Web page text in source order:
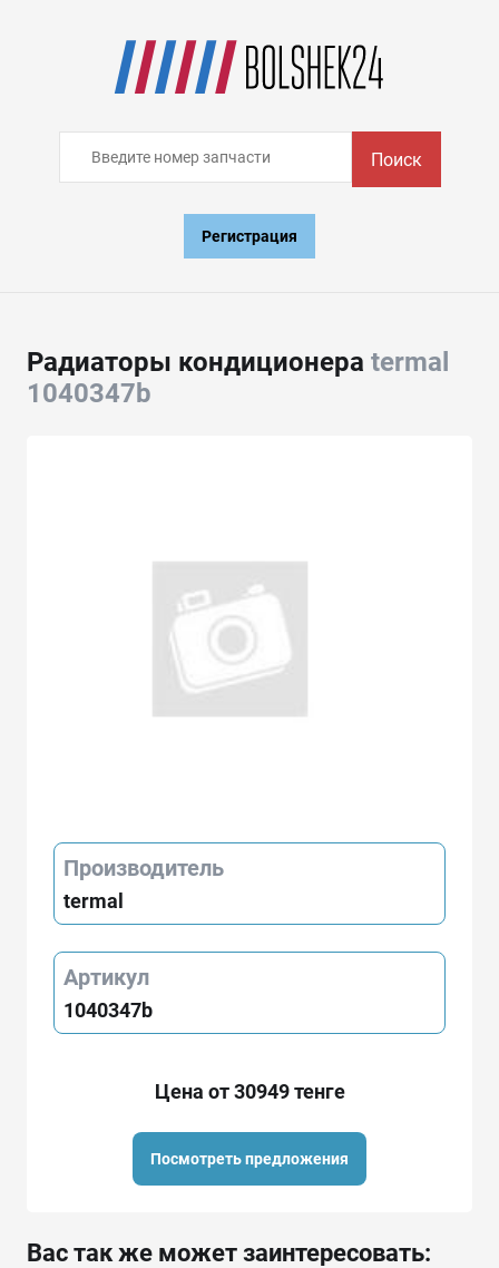
Поиск
Регистрация
Радиаторы кондиционера termal
1040347b
Производитель
termal
Артикул
1040347b
Цена от 30949 тенге
Посмотреть предложения
Вас так же может заинтересовать: